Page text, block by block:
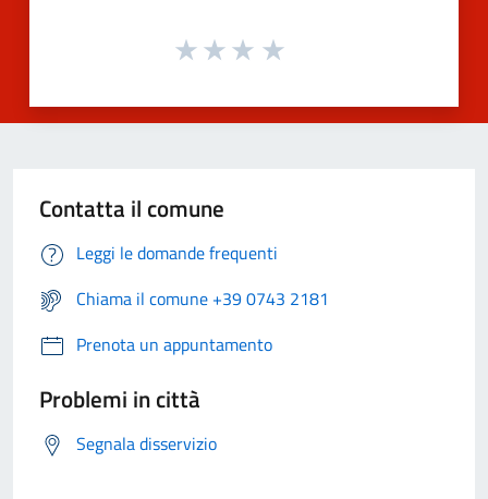
Contatta il comune
Leggi le domande frequenti
Chiama il comune +39 0743 2181
Prenota un appuntamento
Problemi in città
Segnala disservizio